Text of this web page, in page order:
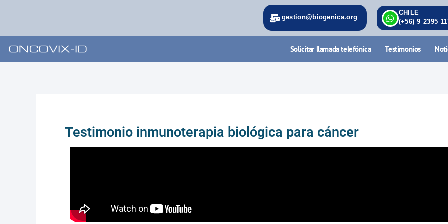
gestion@biogenica.org
CHILE
(+56) 9 2395
Solicitar llamada telefónica Testimonios
Testimonio inmunoterapia biológica para cáncer